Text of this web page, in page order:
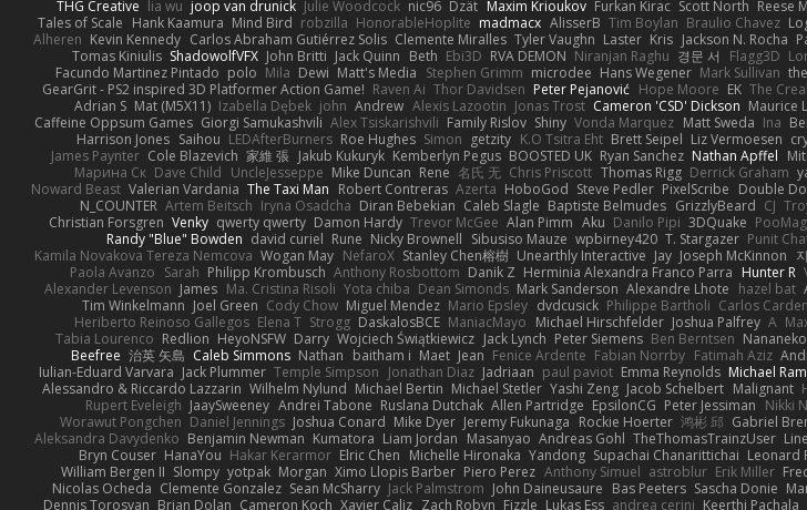
THG Creative lia wu joop van drunick Julie Woodcock nic96 Dzät Maxim Krioukov Furkan Kirac Scott North Reese
Tales of Scale Hank Kaamura Mind Bird robzilla HonorableHoplite madmacx AlisserB Tim Boylan Braulio Chavez
Alheren Kevin Kennedy Carlos Abraham Gutiérrez Solis Clemente Miralles Tyler Vaughn Laster Kris Jackson N. Rocha
Tomas Kiniulis ShadowolfVFX John Britti Jack Quinn Beth Ebi3D RVA DEMON Niranjan Raghu 경문 서 Flagg3D
Facundo Martinez Pintado polo Mila Dewi Matt's Media Stephen Grimm microdee Hans Wegener Mark Sullivan
GearGrit - PS2 inspired 3D Platformer Action Game! Raven Ai Thor Davidsen Peter Pejanović Hope Moore EK The
Adrian S Mat (M5X11) Izabella Dębek john Andrew Alexis Lazootin Jonas Trost Cameron 'CSD' Dickson Maurice
Caffeine Oppsum Games Giorgi Samukashvili Alex Tsiskarishvili Family Rislov Shiny Vonda Marquez Matt Sweda Ina
Harrison Jones Saihou LEDAfterBurners Roe Hughes Simon getzity K.O Tsitra Eht Brett Seipel Liz Vermoesen
James Paynter Cole Blazevich 家維 張 Jakub Kukuryk Kemberlyn Pegus BOOSTED UK Ryan Sanchez Nathan Apffel
Марина Ск Dave Child UncleJesseppe Mike Duncan Rene 名氏 无 Chris Priscott Thomas Rigg Derrick Graham
Noward Beast Valerian Vardania The Taxi Man Robert Contreras Azerta HoboGod Steve Pedler PixelScribe Double
N_COUNTER Artem Beitsch Iryna Osadcha Diran Bebekian Caleb Slagle Baptiste Belmudes GrizzlyBeard CJ
Christian Forsgren Venky qwerty qwerty Damon Hardy Trevor McGee Alan Pimm Aku Danilo Pipi 3DQuake
Randy "Blue" Bowden david curiel Rune Nicky Brownell Sibusiso Mauze wpbirney420 T. Stargazer Punit
Kamila Novakova Tereza Nemcova Wogan May NefaroX Stanley Chen榕樹 Unearthly Interactive Jay Joseph McKinnon
Paola Avanzo Sarah Philipp Krombusch Anthony Rosbottom Danik Z Herminia Alexandra Franco Parra Hunter R
Alexander Levenson James Ma. Cristina Risoli Yota chiba Dean Simonds Mark Sanderson Alexandre Lhote hazel bat
Tim Winkelmann Joel Green Cody Chow Miguel Mendez Mario Epsley dvdcusick Philippe Bartholi Carlos
Heriberto Reinoso Gallegos Elena T Strogg DaskalosBCE ManiacMayo Michael Hirschfelder Joshua Palfrey A
Tabia Lourenco Redlion HeyoNSFW Darry Wojciech Świątkiewicz Jack Lynch Peter Siemens Ben Berntsen
Beefree 治英 矢島 Caleb Simmons Nathan baitham i Maet Jean Fenice Ardente Fabian Norrby Fatimah Aziz
Iulian-Eduard Varvara Jack Plummer Temple Simpson Jonathan Diaz Jadriaan paul paviot Emma Reynolds Michael
Alessandro & Riccardo Lazzarin Wilhelm Nylund Michael Bertin Michael Stetler Yashi Zeng Jacob Schelbert Malignant
Rupert Eveleigh JaaySweeney Andrei Tabone Ruslana Dutchak Allen Partridge EpsilonCG Peter Jessiman Nikki
Worawut Pongchen Daniel Jennings Joshua Conard Mike Dyer Jeremy Fukunaga Rockie Hoerter 鸿彬 邱 Gabriel
Aleksandra Davydenko Benjamin Newman Kumatora Liam Jordan Masanyao Andreas Gohl TheThomasTrainzUser
Bryn Couser HanaYou Hakar Kerarmor Elric Chen Michelle Hironaka Yandong Supachai Chanarittichai Leonard
William Bergen II Slompy yotpak Morgan Ximo Llopis Barber Piero Perez Anthony Simuel astroblur Erik Miller
Nicolas Ocheda Clemente Gonzalez Sean McSharry Jack Palmstrom John Daineusaure Bas Peeters Sascha Donie
Dennis Torosyan Brian Dolan Cameron Koch Xavier Caliz Zach Robyn Fizzle Lukas Ess andrea cerini Keerthi Pachala